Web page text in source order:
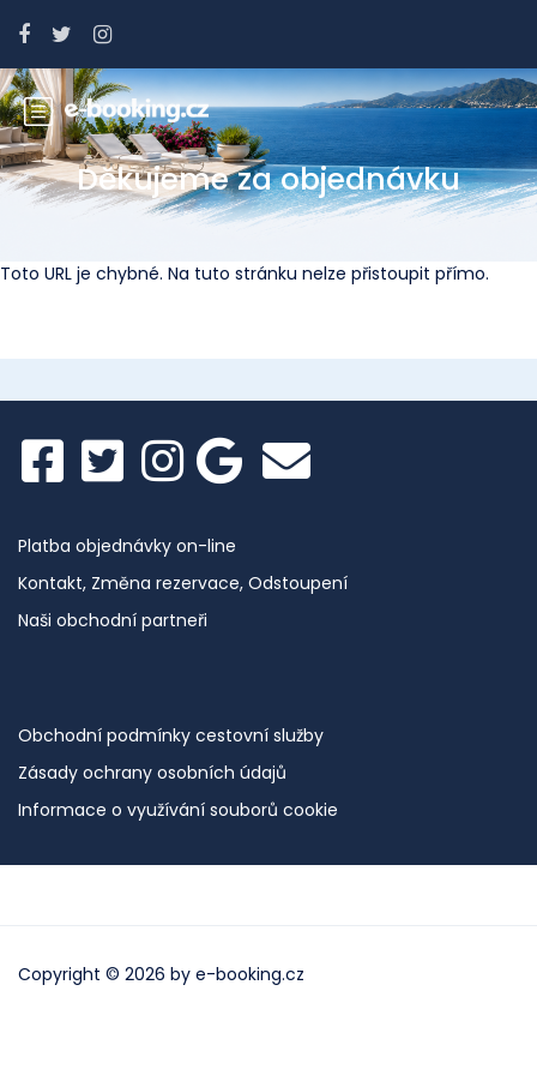
Děkujeme za objednávku
Toto URL je chybné. Na tuto stránku nelze přistoupit přímo.
Platba objednávky on-line
Kontakt, Změna rezervace, Odstoupení
Naši obchodní partneři
Obchodní podmínky cestovní služby
Zásady ochrany osobních údajů
Informace o využívání souborů cookie
Copyright © 2026 by e-booking.cz